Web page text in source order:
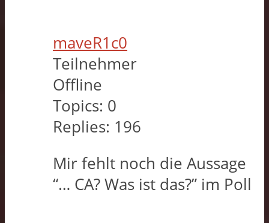
maveR1c0
Teilnehmer
Offline
Topics: 0
Replies: 196
Mir fehlt noch die Aussage
“… CA? Was ist das?” im Poll